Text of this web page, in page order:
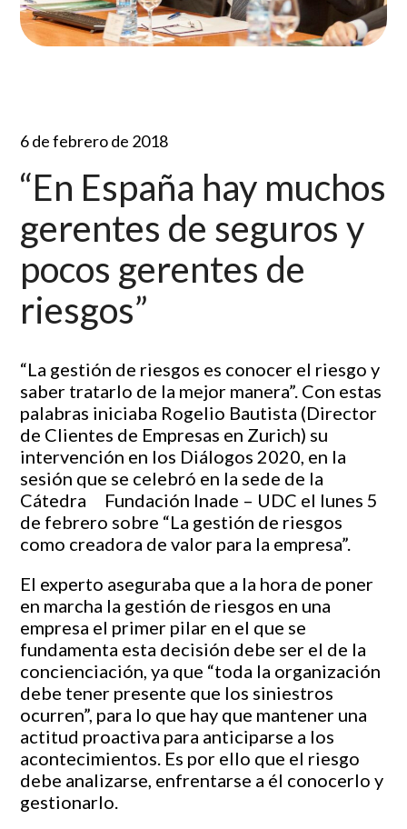
6 de febrero de 2018
“En España hay muchos
gerentes de seguros y
pocos gerentes de
riesgos”
“La gestión de riesgos es conocer el riesgo y
saber tratarlo de la mejor manera”. Con estas
palabras iniciaba Rogelio Bautista (Director
de Clientes de Empresas en Zurich) su
intervención en los Diálogos 2020, en la
sesión que se celebró en la sede de la
Cátedra Fundación Inade – UDC el lunes 5
de febrero sobre “La gestión de riesgos
como creadora de valor para la empresa”.
El experto aseguraba que a la hora de poner
en marcha la gestión de riesgos en una
empresa el primer pilar en el que se
fundamenta esta decisión debe ser el de la
concienciación, ya que “toda la organización
debe tener presente que los siniestros
ocurren”, para lo que hay que mantener una
actitud proactiva para anticiparse a los
acontecimientos. Es por ello que el riesgo
debe analizarse, enfrentarse a él conocerlo y
gestionarlo.